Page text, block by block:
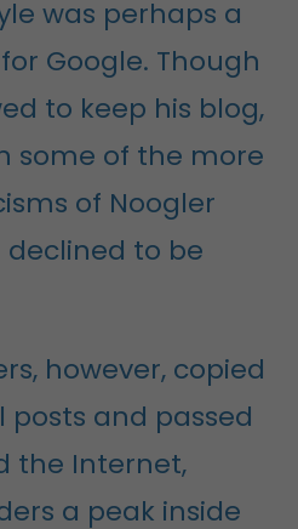
was perhaps a
Google. Though
to keep his blog,
some of the more
of Noogler
declined to be
however, copied
posts and passed
the Internet,
a peak inside